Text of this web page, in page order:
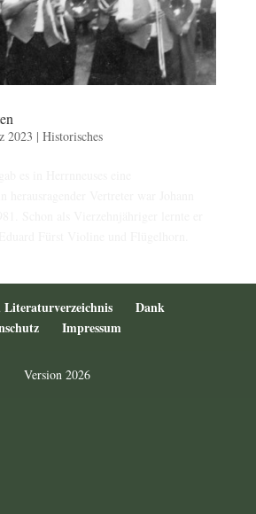
2023 | Historisches
Literaturverzeichnis
Dank
Impressum
Version 2026